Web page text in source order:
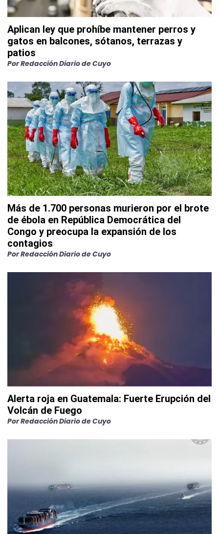
Aplican ley que prohíbe mantener perros y
gatos en balcones, sótanos, terrazas y
patios
PorRedacción Diario de Cuyo
Más de 1.700 personas murieron por el brote
de ébola en República Democrática del
Congo y preocupa la expansión de los
contagios
PorRedacción Diario de Cuyo
Alerta roja en Guatemala: Fuerte Erupción del
Volcán de Fuego
PorRedacción Diario de Cuyo